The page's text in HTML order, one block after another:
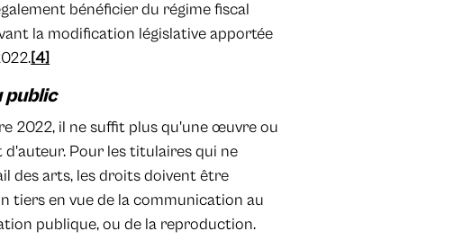
bénéficier du régime fiscal
la modification législative apportée
[4]
public
2022, il ne suffit plus qu'une œuvre ou
Pour les titulaires qui ne
des arts, les droits doivent être
tiers en vue de la communication au
publique, ou de la reproduction.